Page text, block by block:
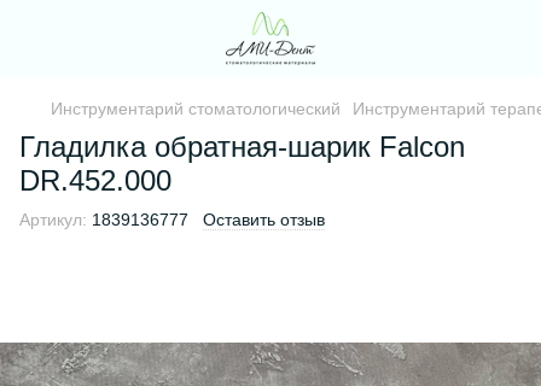
Инструментарий стоматологический Инструментарий
Гладилка обратная-шарик Falcon
DR.452.000
Артикул: 1839136777 Оставить отзыв